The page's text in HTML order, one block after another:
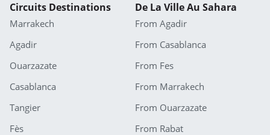
Circuits Destinations
Marrakech
Agadir
Ouarzazate
Casablanca
Tangier
Fès
De La Ville Au Sahara
From Agadir
From Casablanca
From Fes
From Marrakech
From Ouarzazate
From Rabat